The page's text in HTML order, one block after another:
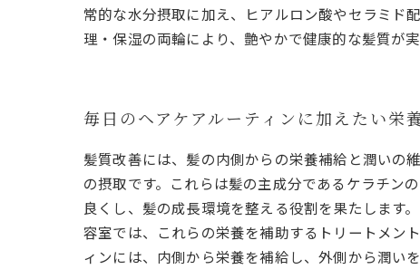
常的な水分摂取に加え、ヒアルロン酸やセラミド
理・保湿の両輪により、艶やかで健康的な髪質が
毎日のヘアケアルーティンに加えたい栄
髪質改善には、髪の内側からの栄養補給と潤いの
の摂取です。これらは髪の主成分であるケラチン
良くし、髪の成長環境を整える役割を果たします
容室では、これらの栄養を補助するトリートメン
ィンには、内側から栄養を補給し、外側から潤い